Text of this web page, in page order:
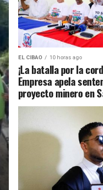
EL CIBAO 10 horas ago
¡La batalla por la
Empresa apela
proyecto minero en